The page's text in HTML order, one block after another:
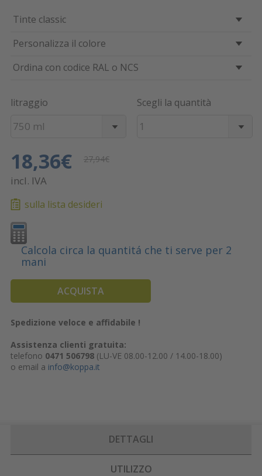
Tinte classic
Personalizza il colore
Ordina con codice RAL o NCS
litraggio
750 ml
Scegli la quantità
1
18,36€ 27,94€
incl. IVA
sulla lista desideri
Calcola circa la quantitá che ti serve per 2
mani
ACQUISTA
Spedizione veloce e affidabile !
Assistenza clienti gratuita:
telefono 0471 506798(LU-VE 08.00-12.00 / 14.00-18.00)
o email a info@koppa.it
DETTAGLI
UTILIZZO